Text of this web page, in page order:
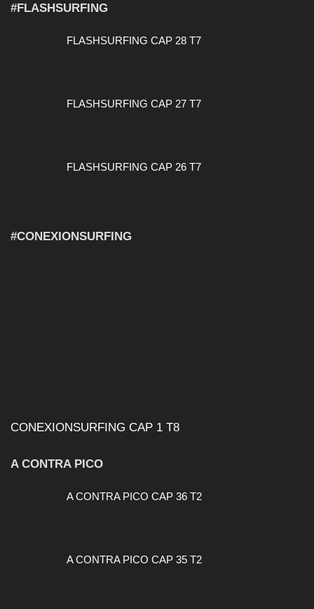
#FLASHSURFING
FLASHSURFING CAP 28 T7
FLASHSURFING CAP 27 T7
FLASHSURFING CAP 26 T7
#CONEXIONSURFING
CONEXIONSURFING CAP 1 T8
A CONTRA PICO
A CONTRA PICO CAP 36 T2
A CONTRA PICO CAP 35 T2